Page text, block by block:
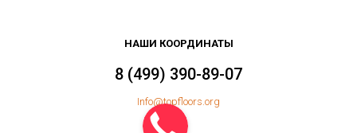
НАШИ КООРДИНАТЫ
8 (499) 390-89-07
Info@topfloors.org